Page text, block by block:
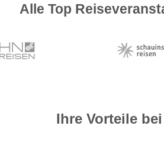
Alle Top
Ihre Vorteile bei